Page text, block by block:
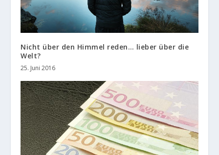
Nicht über den Himmel reden… lieber über die
Welt?
25. Juni 2016